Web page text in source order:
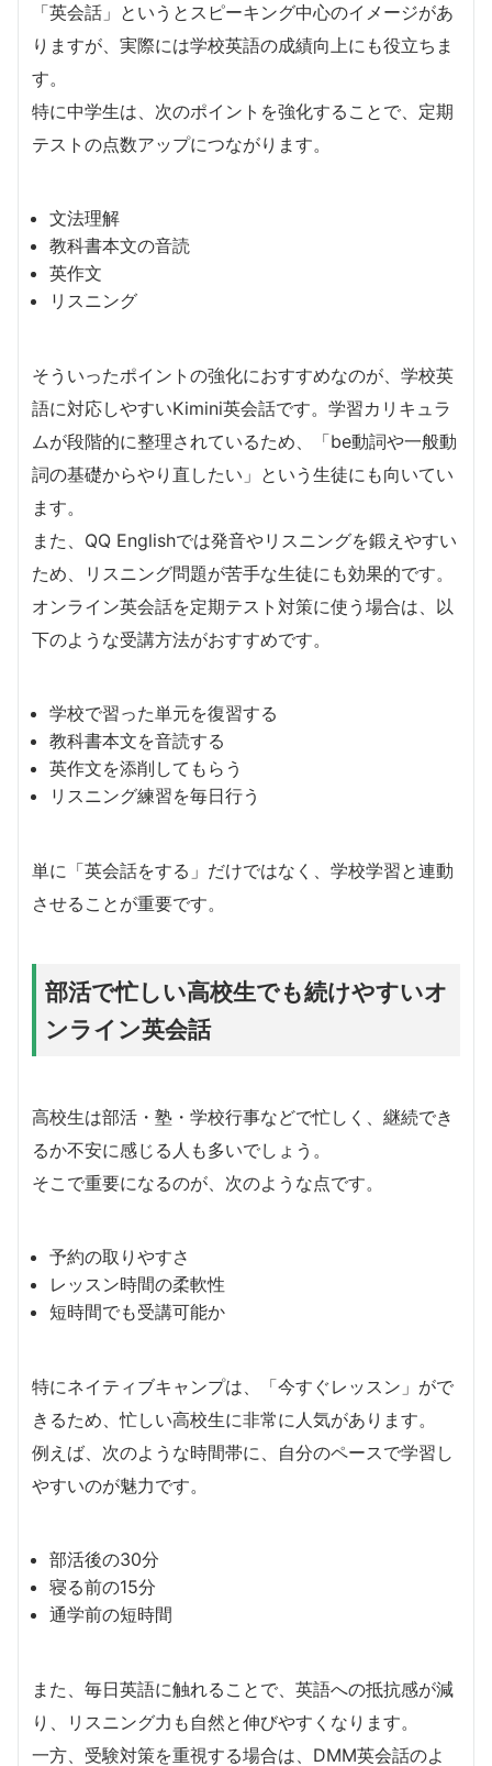
「英会話」というとスピーキング中心のイメージがあ
りますが、実際には学校英語の成績向上にも役立ちま
す。
特に中学生は、次のポイントを強化することで、定期
テストの点数アップにつながります。
文法理解
教科書本文の音読
英作文
リスニング
そういったポイントの強化におすすめなのが、学校英
語に対応しやすいKimini英会話です。学習カリキュラ
ムが段階的に整理されているため、「be動詞や一般動
詞の基礎からやり直したい」という生徒にも向いてい
ます。
また、QQ Englishでは発音やリスニングを鍛えやすい
ため、リスニング問題が苦手な生徒にも効果的です。
オンライン英会話を定期テスト対策に使う場合は、以
下のような受講方法がおすすめです。
学校で習った単元を復習する
教科書本文を音読する
英作文を添削してもらう
リスニング練習を毎日行う
単に「英会話をする」だけではなく、学校学習と連動
させることが重要です。
部活で忙しい高校生でも続けやすいオ
ンライン英会話
高校生は部活・塾・学校行事などで忙しく、継続でき
るか不安に感じる人も多いでしょう。
そこで重要になるのが、次のような点です。
予約の取りやすさ
レッスン時間の柔軟性
短時間でも受講可能か
特にネイティブキャンプは、「今すぐレッスン」がで
きるため、忙しい高校生に非常に人気があります。
例えば、次のような時間帯に、自分のペースで学習し
やすいのが魅力です。
部活後の30分
寝る前の15分
通学前の短時間
また、毎日英語に触れることで、英語への抵抗感が減
り、リスニング力も自然と伸びやすくなります。
一方、受験対策を重視する場合は、DMM英会話のよ